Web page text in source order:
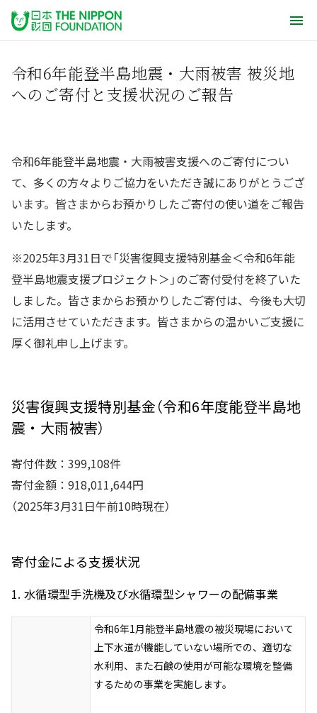
令和6年能登半島地震・大雨被害 被災地
へのご寄付と支援状況のご報告
令和6年能登半島地震・大雨被害支援へのご寄付につい
て、多くの方々よりご協力をいただき誠にありがとうござ
います。皆さまからお預かりしたご寄付の使い道をご報告
いたします。
※2025年3月31日で「災害復興支援特別基金＜令和6年能
登半島地震支援プロジェクト＞」のご寄付受付を終了いた
しました。皆さまからお預かりしたご寄付は、今後も大切
に活用させていただきます。皆さまからの温かいご支援に
厚く御礼申し上げます。
災害復興支援特別基金（令和6年度能登半島地
震・大雨被害）
寄付件数：399,108件
寄付金額：918,011,644円
（2025年3月31日午前10時現在）
寄付金による支援状況
1. 水循環型手洗機及び水循環型シャワーの配備事業
令和6年1月能登半島地震の被災現場において
上下水道が機能していない場所での、適切な
水利用、また石鹸の使用が可能な環境を整備
するための事業を実施します。